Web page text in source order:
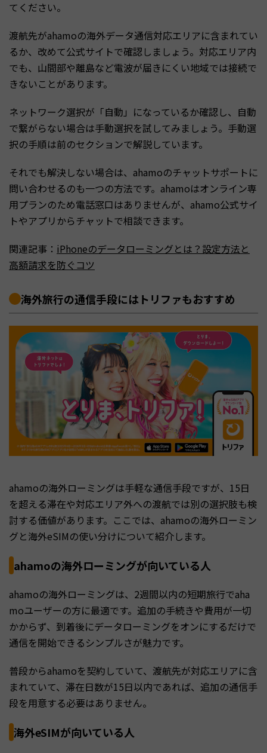
てください。
渡航先がahamoの海外データ通信対応エリアに含まれてい
るか、改めて公式サイトで確認しましょう。対応エリア内
でも、山間部や離島など電波が届きにくい地域では接続で
きないことがあります。
ネットワーク選択が「自動」になっているか確認し、自動
で繋がらない場合は手動選択を試してみましょう。手動選
択の手順は前のセクションで解説しています。
それでも解決しない場合は、ahamoのチャットサポートに
問い合わせるのも一つの方法です。ahamoはオンライン専
用プランのため電話窓口はありませんが、ahamo公式サイ
トやアプリからチャットで相談できます。
関連記事： iPhoneのデータローミングとは？設定方法と
高額請求を防ぐコツ
海外旅行の通信手段にはトリファもおすすめ
ahamoの海外ローミングは手軽な通信手段ですが、15日
を超える滞在や対応エリア外への渡航では別の選択肢も検
討する価値があります。ここでは、ahamoの海外ローミン
グと海外eSIMの使い分けについて紹介します。
ahamoの海外ローミングが向いている人
ahamoの海外ローミングは、2週間以内の短期旅行でaha
moユーザーの方に最適です。追加の手続きや費用が一切
かからず、到着後にデータローミングをオンにするだけで
通信を開始できるシンプルさが魅力です。
普段からahamoを契約していて、渡航先が対応エリアに含
まれていて、滞在日数が15日以内であれば、追加の通信手
段を用意する必要はありません。
海外eSIMが向いている人